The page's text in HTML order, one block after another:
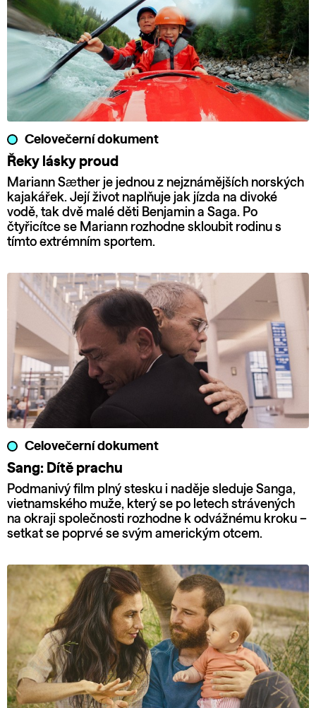
Celovečerní dokument
Řeky lásky proud
Mariann Sæther je jednou z nejznámějších norských
kajakářek. Její život naplňuje jak jízda na divoké
vodě, tak dvě malé děti Benjamin a Saga. Po
čtyřicítce se Mariann rozhodne skloubit rodinu s
tímto extrémním sportem.
Celovečerní dokument
Sang: Dítě prachu
Podmanivý film plný stesku i naděje sleduje Sanga,
vietnamského muže, který se po letech strávených
na okraji společnosti rozhodne k odvážnému kroku –
setkat se poprvé se svým americkým otcem.